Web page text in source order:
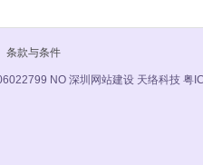
条款与条件
NO 深圳网站建设 天络科技 粤